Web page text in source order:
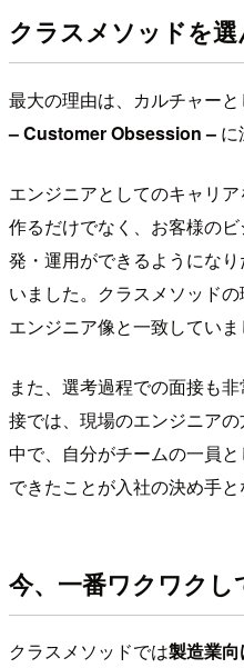
クラスメソッドを
最大の理由は、カルチャー
– Customer Obsession – に
エンジニアとしてのキャリ
作るだけでなく、お客様の
発・運用ができるようにな
いました。クラスメソッド
エンジニア像と一致していま
また、選考過程での面接も
接では、現場のエンジニア
中で、自分がチームの一員
できたことが入社の決め手と
今、一番ワクワクし
クラスメソッドでは製造業